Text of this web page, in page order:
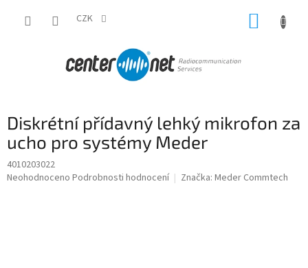
CZK
Diskrétní přídavný lehký mikrofon za
ucho pro systémy Meder
4010203022
Průměrné
Neohodnoceno Podrobnosti hodnocení Značka: Meder Commtech